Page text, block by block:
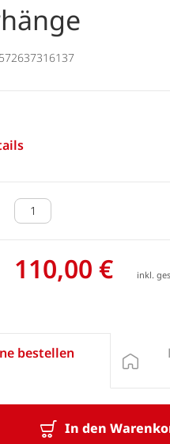
110,00 € inkl.
bestellen
In den